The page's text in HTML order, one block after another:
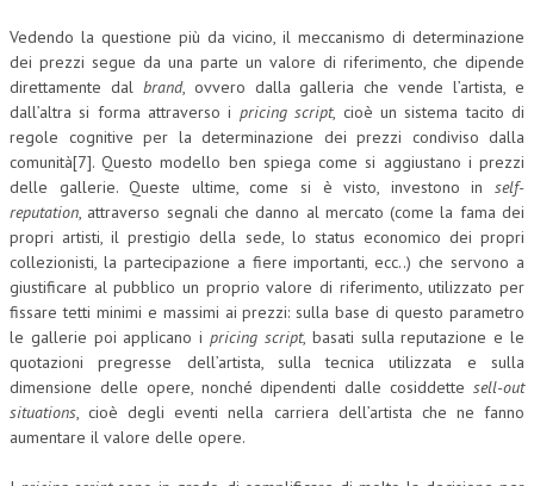
Vedendo la questione più da vicino, il meccanismo di determinazione
dei prezzi segue da una parte un valore di riferimento, che dipende
direttamente dal brand, ovvero dalla galleria che vende l’artista, e
dall’altra si forma attraverso i pricing script, cioè un sistema tacito di
regole cognitive per la determinazione dei prezzi condiviso dalla
comunità[7]. Questo modello ben spiega come si aggiustano i prezzi
delle gallerie. Queste ultime, come si è visto, investono in self-
reputation, attraverso segnali che danno al mercato (come la fama dei
propri artisti, il prestigio della sede, lo status economico dei propri
collezionisti, la partecipazione a fiere importanti, ecc..) che servono a
giustificare al pubblico un proprio valore di riferimento, utilizzato per
fissare tetti minimi e massimi ai prezzi: sulla base di questo parametro
le gallerie poi applicano i pricing script, basati sulla reputazione e le
quotazioni pregresse dell’artista, sulla tecnica utilizzata e sulla
dimensione delle opere, nonché dipendenti dalle cosiddette sell-out
situations, cioè degli eventi nella carriera dell’artista che ne fanno
aumentare il valore delle opere.